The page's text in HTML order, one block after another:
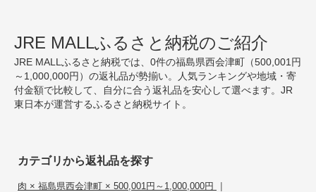
JRE MALLふるさと納税のご紹介
JRE MALLふるさと納税では、0件の福島県西会津町（500,001円
～1,000,000円）の返礼品が勢揃い。人気ランキングや地域・寄
付金額で比較して、自分に合う返礼品を安心して選べます。JR
東日本が運営するふるさと納税サイト。
カテゴリから返礼品を探す
肉 × 福島県西会津町 × 500,001円～1,000,000円 |